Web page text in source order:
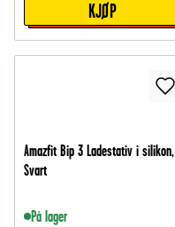
KJØP
Amazfit Bip 3 Ladestativ i silikon,
Svart
På lager